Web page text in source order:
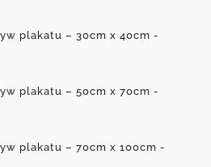
plakatu – 30cm x 40cm -
plakatu – 50cm x 70cm -
plakatu – 70cm x 100cm -